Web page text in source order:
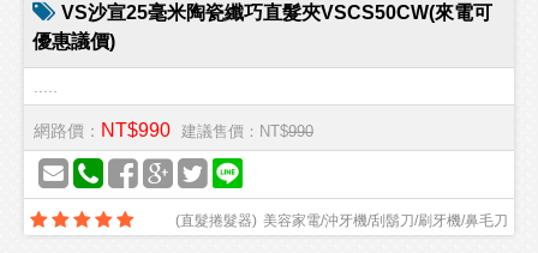
VS沙宣25毫米陶瓷纖巧直髮夾VSCS50CW(來電可
優惠議價)
網路價： NT$990 建議售價：NT$990
美容家電/沖牙機/刮鬍刀/刷牙機/鼻毛刀
(直髮捲髮器)